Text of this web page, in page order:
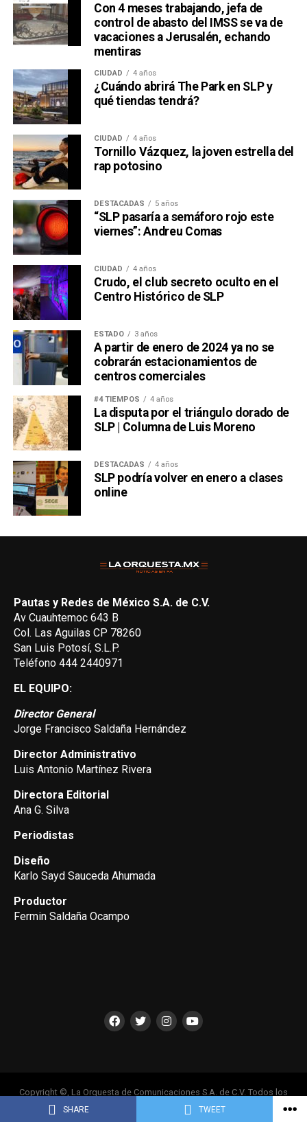
SHARE TWEET
Con 4 meses trabajando, jefa de
control de abasto del IMSS se va de
vacaciones a Jerusalén, echando
mentiras
CIUDAD 4 años
¿Cuándo abrirá The Park en SLP y
qué tiendas tendrá?
CIUDAD 4 años
Tornillo Vázquez, la joven estrella del
rap potosino
DESTACADAS 5 años
“SLP pasaría a semáforo rojo este
viernes”: Andreu Comas
CIUDAD 4 años
Crudo, el club secreto oculto en el
Centro Histórico de SLP
ESTADO 3 años
A partir de enero de 2024 ya no se
cobrarán estacionamientos de
centros comerciales
#4 TIEMPOS 4 años
La disputa por el triángulo dorado de
SLP | Columna de Luis Moreno
DESTACADAS 4 años
SLP podría volver en enero a clases
online
Pautas y Redes de México S.A. de C.V.
Av Cuauhtemoc 643 B
Col. Las Aguilas CP 78260
San Luis Potosí, S.L.P.
Teléfono 444 2440971
EL EQUIPO:
Director General
Jorge Francisco Saldaña Hernández
Director Administrativo
Luis Antonio Martínez Rivera
Directora Editorial
Ana G. Silva
Periodistas
Diseño
Karlo Sayd Sauceda Ahumada
Productor
Fermin Saldaña Ocampo
Copyright ©, La Orquesta de Comunicaciones S.A. de C.V. Todos los
Derechos Reservados